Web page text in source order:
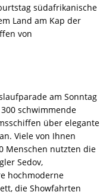
südafrikanische
Land am Kap der
von
am Sonntag
schwimmende
über elegante
Viele von Ihnen
Menschen nutzten die
Sedov,
hochmoderne
die Showfahrten